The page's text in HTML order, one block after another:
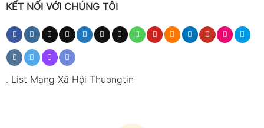
KẾT NỐI VỚI CHÚNG TÔI
. List Mạng Xã Hội Thuongtin